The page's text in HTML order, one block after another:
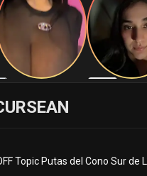
Topic Putas del Cono Sur de